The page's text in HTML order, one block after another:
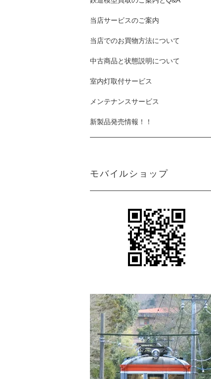
当店サービスのご案内
当店でのお買物方法について
中古商品と状態説明について
室内灯取付サービス
メンテナンスサービス
新製品発売情報！！
モバイルショップ